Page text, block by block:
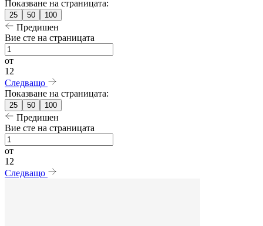
Показване на страницата:
25 50 100
Предишен
Вие сте на страницата
от
12
Следващо
Показване на страницата:
25 50 100
Предишен
Вие сте на страницата
от
12
Следващо